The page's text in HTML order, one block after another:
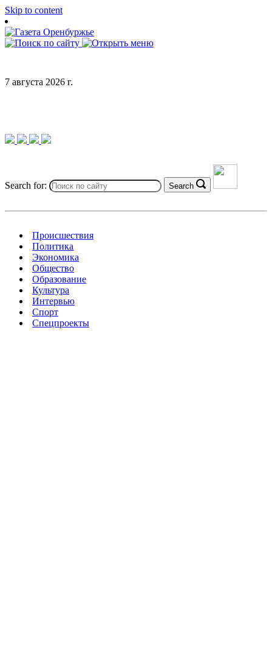
Skip to content
7 августа 2026 г.
Search for: Search
Происшествия
Политика
Экономика
Общество
Образование
Культура
Интервью
Спорт
Спецпроекты